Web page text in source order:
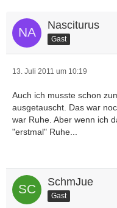
Nasciturus
Gast
13. Juli 2011 um 10:19
Auch ich musste schon
ausgetauscht. Das war
war Ruhe. Aber wenn ich
"erstmal" Ruhe...
SchmJue
Gast